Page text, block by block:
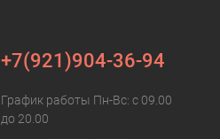
+7(921)904-36-94
График работы Пн-Вс: с 09.00
до 20.00